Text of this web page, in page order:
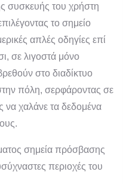
συσκευής του χρήστη
το σημείο
απλές οδηγίες επί
σε λιγοστά μόνο
στο διαδίκτυο
πόλη, σερφάροντας σε
να χαλάνε τα δεδομένα
σημεία πρόσβασης
περιοχές του